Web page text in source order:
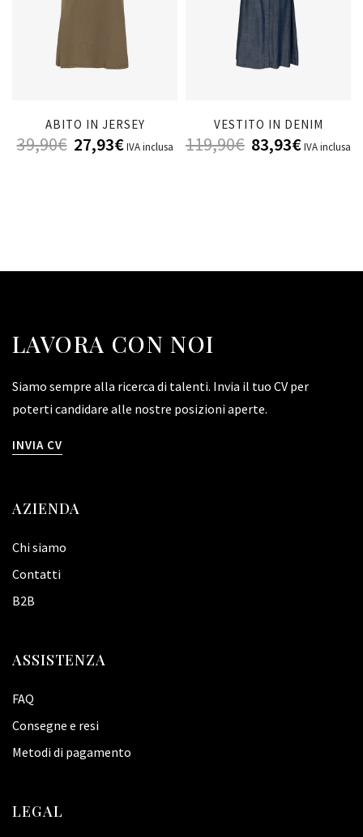
ABITO IN JERSEY
39,90€ 27,93€ IVA inclusa
VESTITO IN DENIM
119,90€ 83,93€IVA inclusa
LAVORA CON NOI
Siamo sempre alla ricerca di talenti. Invia il tuo CV per
poterti candidare alle nostre posizioni aperte.
INVIA CV
AZIENDA
Chi siamo
Contatti
B2B
ASSISTENZA
FAQ
Consegne e resi
Metodi di pagamento
LEGAL